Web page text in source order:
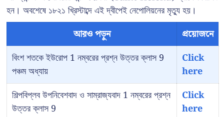
হন। অবশেষে ১৮২১ খ্রিস্টাব্দে এই দ্বীপেই নেপোলিয়নের মৃত্যু হয়।
আরও পড়ুন
প্রয়োজনে
বিংশ শতকে ইউরোপ 1 নম্বরের প্রশ্ন উত্তর ক্লাস 9
পঞ্চম অধ্যায়
Click
here
শিল্পবিপ্লব উপনিবেশবাদ ও সাম্রাজ্যবাদ 1 নম্বরের প্রশ্ন
উত্তর ক্লাস 9
Click
here